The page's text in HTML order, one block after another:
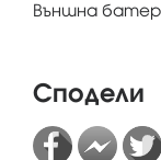
Външна
Сподели